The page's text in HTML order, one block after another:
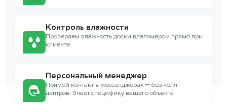
Контроль влажности
Проверяем влажность доски влагомером прямо при
клиенте.
Персональный менеджер
Прямой контакт в мессенджерах — без колл-
центров. Знает специфику вашего объекта